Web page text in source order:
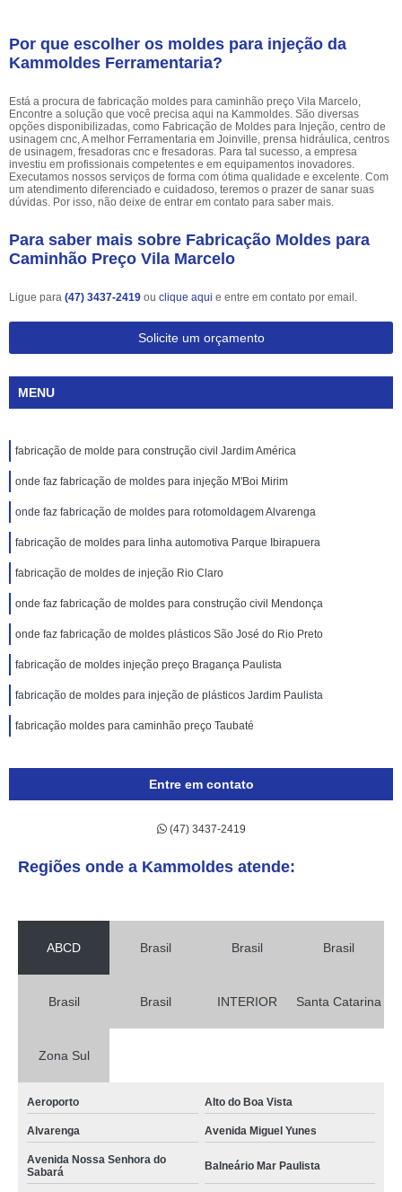
Por que escolher os moldes para injeção da
Kammoldes Ferramentaria?
Está a procura de fabricação moldes para caminhão preço Vila Marcelo,
Encontre a solução que você precisa aqui na Kammoldes. São diversas
opções disponibilizadas, como Fabricação de Moldes para Injeção, centro de
usinagem cnc, A melhor Ferramentaria em Joinville, prensa hidráulica, centros
de usinagem, fresadoras cnc e fresadoras. Para tal sucesso, a empresa
investiu em profissionais competentes e em equipamentos inovadores.
Executamos nossos serviços de forma com ótima qualidade e excelente. Com
um atendimento diferenciado e cuidadoso, teremos o prazer de sanar suas
dúvidas. Por isso, não deixe de entrar em contato para saber mais.
Para saber mais sobre Fabricação Moldes para
Caminhão Preço Vila Marcelo
Ligue para (47) 3437-2419 ou clique aqui e entre em contato por email.
Solicite um orçamento
MENU
fabricação de molde para construção civil Jardim América
onde faz fabricação de moldes para injeção M'Boi Mirim
onde faz fabricação de moldes para rotomoldagem Alvarenga
fabricação de moldes para linha automotiva Parque Ibirapuera
fabricação de moldes de injeção Rio Claro
onde faz fabricação de moldes para construção civil Mendonça
onde faz fabricação de moldes plásticos São José do Rio Preto
fabricação de moldes injeção preço Bragança Paulista
fabricação de moldes para injeção de plásticos Jardim Paulista
fabricação moldes para caminhão preço Taubaté
Entre em contato
(47) 3437-2419
Regiões onde a Kammoldes atende:
ABCD Brasil Brasil Brasil
Brasil Brasil INTERIOR Santa Catarina
Zona Sul
Aeroporto Alto do Boa Vista
Alvarenga Avenida Miguel Yunes
Avenida Nossa Senhora do
Sabará
Balneário Mar Paulista